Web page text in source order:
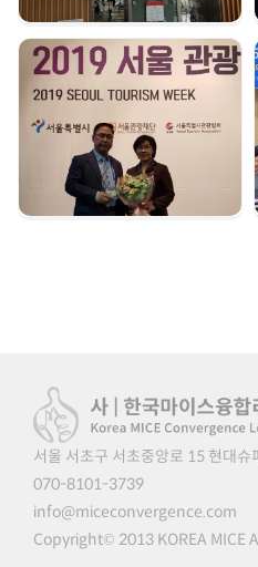
서울관광대상 수상 |
2019. 12. 04
서울 서초구 서초중앙로 15 현대
070-8101-3739
info@miceconvergence.com
Copyright© 2013 KOREA MICE